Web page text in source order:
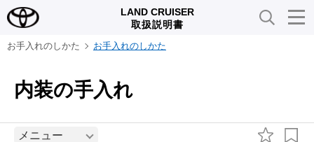
LAND CRUISER
取扱説明書
お手入れのしかた お手入れのしかた
内装の手入れ
メニュー